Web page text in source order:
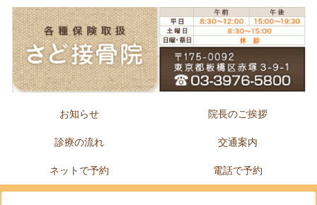
お知らせ 院長のご挨拶
診療の流れ 交通案内
ネットで予約 電話で予約